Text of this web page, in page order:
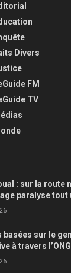
Divers
FM
TV
: sur la route
paralyse
basées sur le
à travers